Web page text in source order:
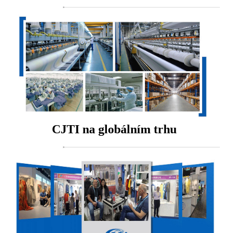
CJTI na globálním trhu